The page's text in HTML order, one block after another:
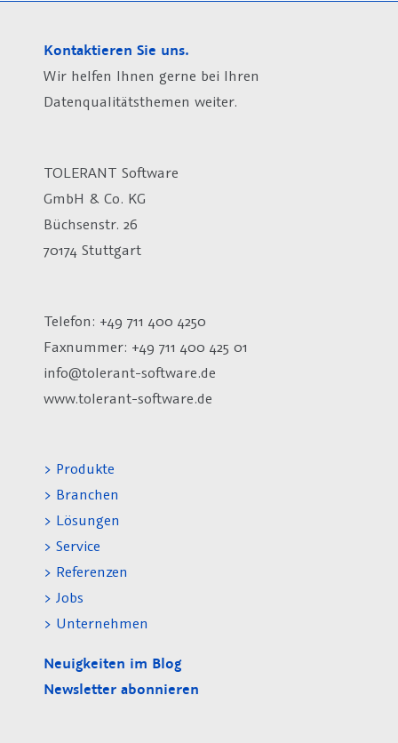
Kontaktieren Sie uns.
Wir helfen Ihnen gerne bei Ihren
Datenqualitätsthemen weiter.
TOLERANT Software
GmbH & Co. KG
Büchsenstr. 26
70174 Stuttgart
Telefon: +49 711 400 4250
Faxnummer: +49 711 400 425 01
info@tolerant-software.de
www.tolerant-software.de
> Produkte
> Branchen
> Lösungen
> Service
> Referenzen
> Jobs
> Unternehmen
Neuigkeiten im Blog
Newsletter abonnieren